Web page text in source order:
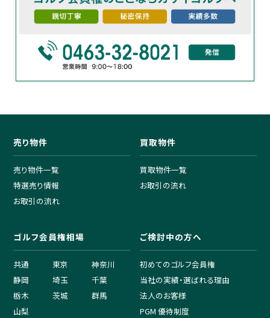
売り物件
売り物件一覧
特選売り情報
お取引の流れ
買取物件
買取物件一覧
お取引の流れ
ゴルフ会員権相場
共通 東京
神奈川
静岡
埼玉
千葉
栃木
茨城
群馬
山梨
ご検討中の方へ
初めてのゴルフ会員権
当社の実績・選ばれる理由
法人のお客様
PGM 優待制度